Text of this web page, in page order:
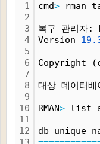
1
2
3
4
5
6
7
8
9
10
11
12
cmd> rman
복구 관리자:
Version 19.
Copyright
대상 데이터
RMAN> list